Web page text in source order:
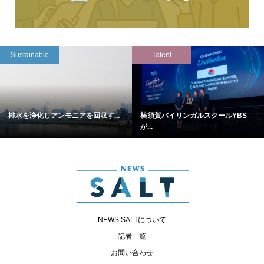
Sustainable
排水を浄化しアンモニアを回収す...
Talent
横須賀バイリンガルスクールYBS
が...
NEWS SALTについて
記者一覧
お問い合わせ